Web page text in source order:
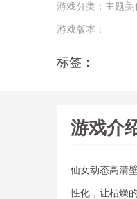
游戏分类： 主题美
游戏版本：
标签：
游戏介
仙女动态高清
性化，让枯燥